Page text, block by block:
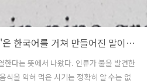
'잎'은 음식이고 'Cook'은 한국어를 거쳐 만들어진 말이다. 2
다는 뜻에서 나왔다. 인류가 불을 발견한
식을 익혀 먹은 시기는 정확히 알 수는 없